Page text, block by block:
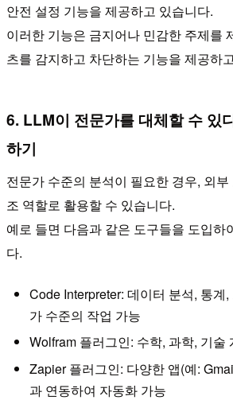
안전 설정 기능을 제공하고 있습니다.
이러한 기능은 금지어나 민감한 주제를
츠를 감지하고 차단하는 기능을 제공하
6. LLM이 전문가를 대체할 수 있
하기
전문가 수준의 분석이 필요한 경우, 외
조 역할로 활용할 수 있습니다.
예로 들면 다음과 같은 도구들을 도입하
다.
Code Interpreter: 데이터 분석, 통계
가 수준의 작업 가능
Wolfram 플러그인: 수학, 과학, 기술
Zapier 플러그인: 다양한 앱(예:
과 연동하여 자동화 가능